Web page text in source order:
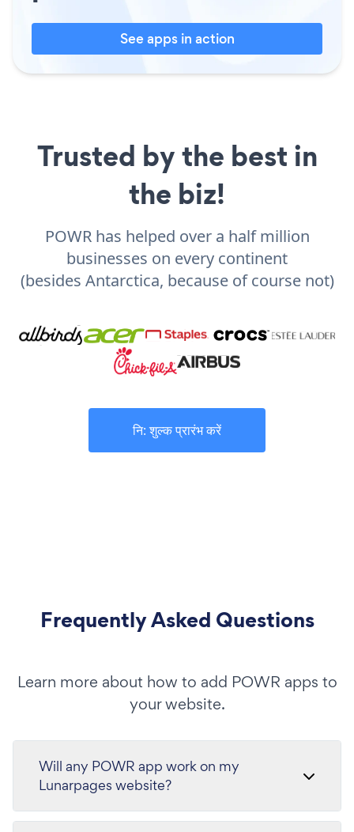
See apps in action
Trusted by the best in
the biz!
POWR has helped over a half million
businesses on every continent
(besides Antarctica, because of course not)
नि: शुल्क प्रारंभ करें
Frequently Asked Questions
Learn more about how to add POWR apps to
your website.
Will any POWR app work on my
Lunarpages website?